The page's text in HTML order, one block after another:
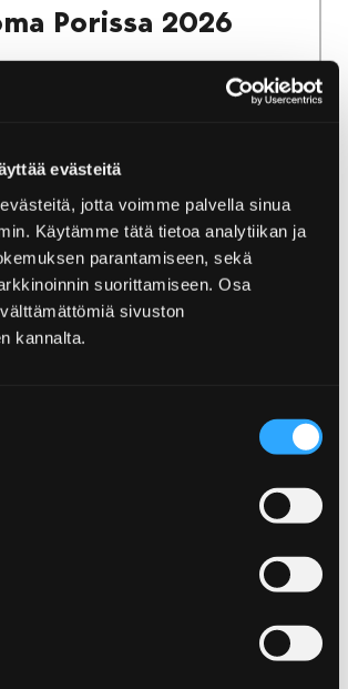
evästeitä
jotta voimme palvella sinua
Käytämme tätä tietoa analytiikan ja
parantamiseen, sekä
suorittamiseen. Osa
sivuston
kannalta.
Porissa 2026
| Uutiset
mitä haluat -päivä
joulupuuhaa
Maksa mitä haluat -päivää
Tontut-näyttelyyn